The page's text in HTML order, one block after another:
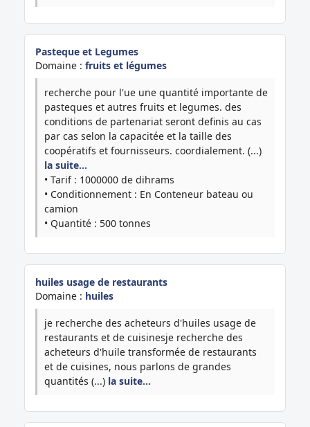
Pasteque et Legumes
Domaine : fruits et légumes
recherche pour l'ue une quantité importante de
pasteques et autres fruits et legumes. des
conditions de partenariat seront definis au cas
par cas selon la capacitée et la taille des
coopératifs et fournisseurs. coordialement. (...)
la suite…
• Tarif : 1000000 de dihrams
• Conditionnement : En Conteneur bateau ou
camion
• Quantité : 500 tonnes
huiles usage de restaurants
Domaine : huiles
je recherche des acheteurs d'huiles usage de
restaurants et de cuisinesje recherche des
acheteurs d'huile transformée de restaurants
et de cuisines, nous parlons de grandes
quantités (...) la suite…